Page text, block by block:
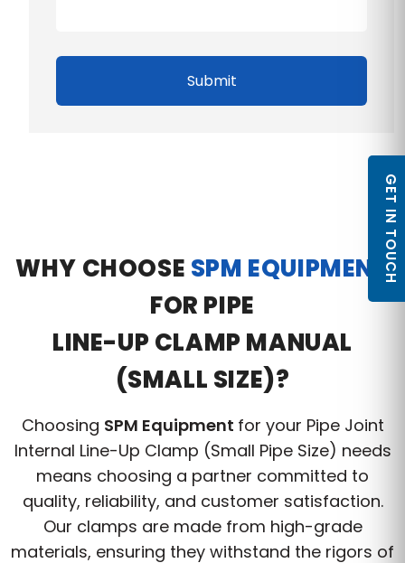
Submit
WHY CHOOSE SPM EQUIPMENT
FOR PIPE
LINE-UP CLAMP MANUAL
(SMALL SIZE)?
Choosing SPM Equipment for your Pipe Joint
Internal Line-Up Clamp (Small Pipe Size) needs
means choosing a partner committed to
quality, reliability, and customer satisfaction.
Our clamps are made from high-grade
materials, ensuring they withstand the rigors of
GET IN TOUCH